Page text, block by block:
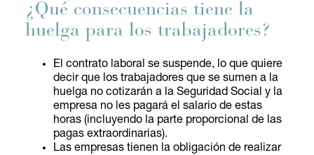
¿Qué consecuencias tiene la
huelga para los trabajadores?
El contrato laboral se suspende, lo que quiere
decir que los trabajadores que se sumen a la
huelga no cotizarán a la Seguridad Social y la
empresa no les pagará el salario de estas
horas (incluyendo la parte proporcional de las
pagas extraordinarias).
Las empresas tienen la obligación de realizar